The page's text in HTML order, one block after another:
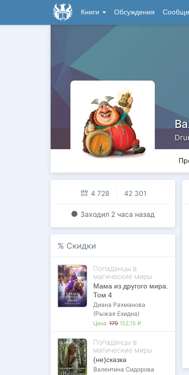
Книги Обсуждения
4 728 42 301
Заходил 2 часа назад
% Скидки
Попаданцы в
магические миры
Мама из другого мира.
Том 4
Диана Рахманова
(Рыжая Ехидна)
Цена: 179 152,15 ₽
Попаданцы в
магические миры
(не)сказка
Валентина Сидорова